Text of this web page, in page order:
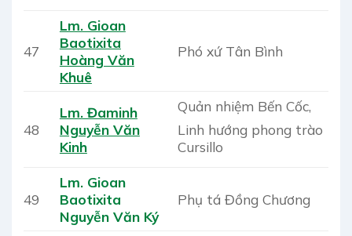
47
Lm. Gioan
Baotixita
Hoàng Văn
Khuê
Phó xứ Tân Bình
48
Lm. Đaminh
Nguyễn Văn
Kinh
Quản nhiệm Bến Cốc,
Linh hướng phong trào
Cursillo
49
Lm. Gioan
Baotixita
Nguyễn Văn Ký
Phụ tá Đồng Chương